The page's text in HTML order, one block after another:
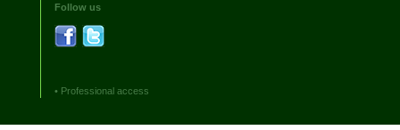
Follow us
• Professional access